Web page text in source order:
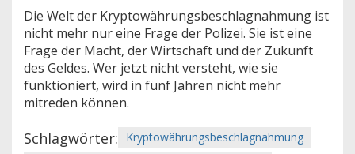
Die Welt der Kryptowährungsbeschlagnahmung ist
nicht mehr nur eine Frage der Polizei. Sie ist eine
Frage der Macht, der Wirtschaft und der Zukunft
des Geldes. Wer jetzt nicht versteht, wie sie
funktioniert, wird in fünf Jahren nicht mehr
mitreden können.
Schlagwörter:
Kryptowährungsbeschlagnahmung